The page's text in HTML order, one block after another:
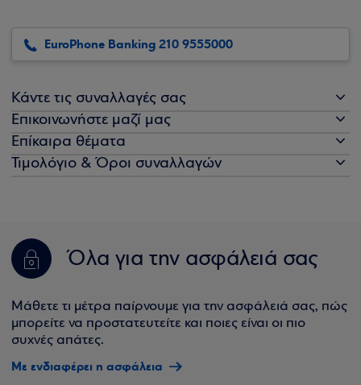
EuroPhone Banking 210 9555000
Κάντε τις συναλλαγές σας
Επικοινωνήστε μαζί μας
Επίκαιρα θέματα
Τιμολόγιο & Όροι συναλλαγών
Όλα για την ασφάλειά σας
Μάθετε τι μέτρα παίρνουμε για την ασφάλειά σας, πώς
μπορείτε να προστατευτείτε και ποιες είναι οι πιο
συχνές απάτες.
Με ενδιαφέρει η ασφάλεια